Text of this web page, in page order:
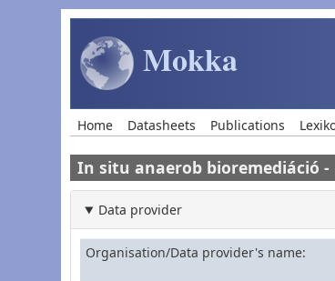
Skip to main content
Mokka
Main navigation
Home Datasheets Publications
In situ anaerob bioremediáció
Data provider
Organisation/Data provider's name